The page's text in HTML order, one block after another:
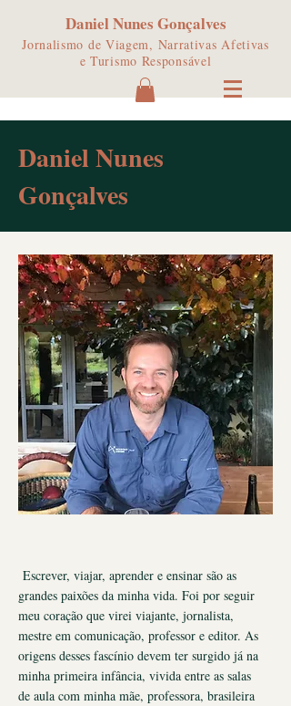
Daniel Nunes Gonçalves
Jornalismo de Viagem, Narrativas Afetivas
e Turismo Responsável
Daniel Nunes
Gonçalves
Escrever, viajar, aprender e ensinar são as
grandes paixões da minha vida. Foi por seguir
meu coração que virei viajante, jornalista,
mestre em comunicação, professor e editor. As
origens desses fascínio devem ter surgido já na
minha primeira infância, vivida entre as salas
de aula com minha mãe, professora, brasileira